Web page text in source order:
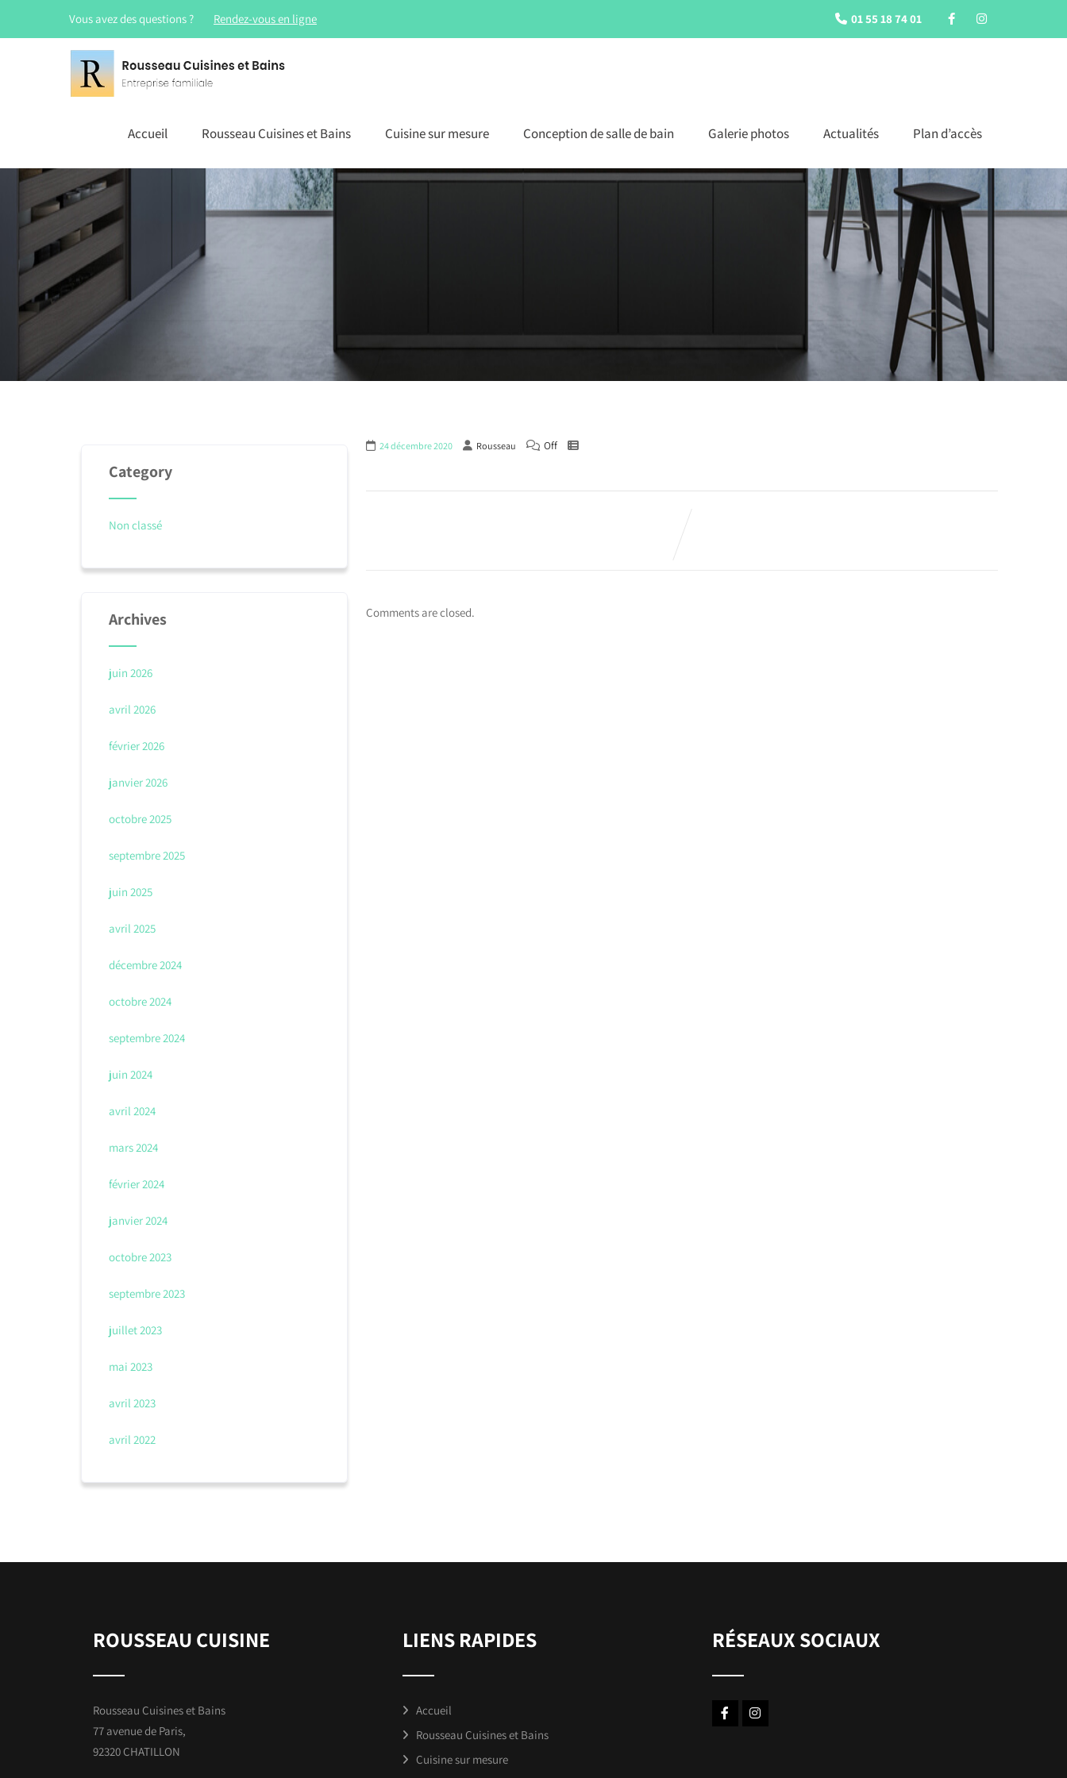
Vous avez des questions ? Rendez-vous en ligne 01 55 18 74 01
Accueil Rousseau Cuisines et Bains Cuisine sur mesure Conception de salle de bain Galerie photos Actualités Plan d’accès
24 décembre 2020 Rousseau Off
Comments are closed.
Category
Non classé
Archives
juin 2026
avril 2026
février 2026
janvier 2026
octobre 2025
septembre 2025
juin 2025
avril 2025
décembre 2024
octobre 2024
septembre 2024
juin 2024
avril 2024
mars 2024
février 2024
janvier 2024
octobre 2023
septembre 2023
juillet 2023
mai 2023
avril 2023
avril 2022
ROUSSEAU CUISINE
Rousseau Cuisines et Bains
77 avenue de Paris,
92320 CHATILLON
LIENS RAPIDES
Accueil
Rousseau Cuisines et Bains
Cuisine sur mesure
RÉSEAUX SOCIAUX